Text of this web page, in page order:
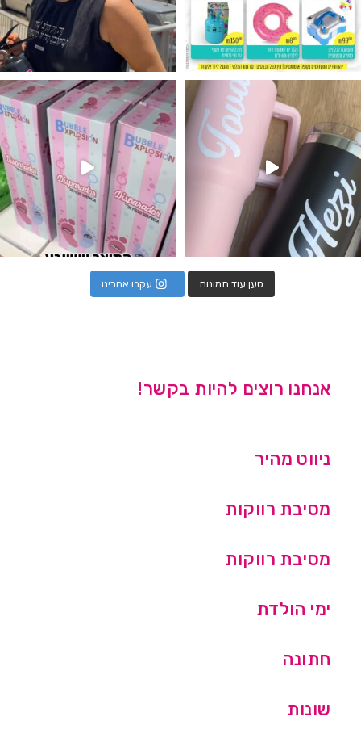
מטף לגילוי מין העובר חזר למלא
טען עוד תמונות עקבו אחרינו
אנחנו רוצים להיות בקשר!
ניווט מהיר
מסיבת רווקות
מסיבת רווקות
ימי הולדת
חתונה
שונות